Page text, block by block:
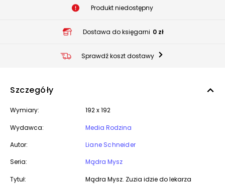
Produkt niedostępny
Dostawa do księgarni 0 zł
Sprawdź koszt dostawy
Szczegóły
Wymiary: 192 x 192
Wydawca:
Media Rodzina
Autor:
Liane Schneider
Seria:
Mądra Mysz
Tytuł: Mądra Mysz. Zuzia idzie do lekarza